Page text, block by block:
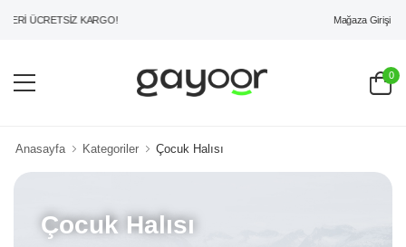
ÜCRETSİZ KARGO! Mağaza Girişi
0
Anasayfa Kategoriler Çocuk Halısı
Çocuk Halısı